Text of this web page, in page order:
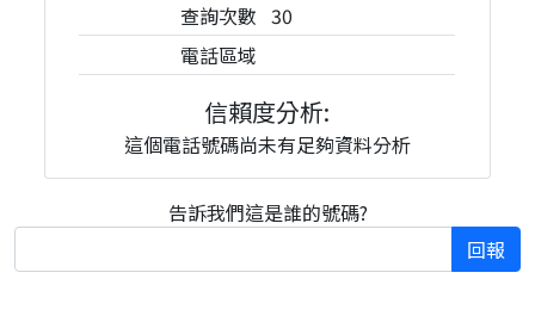
查詢次數 30
電話區域
信賴度分析:
這個電話號碼尚未有足夠資料分析
告訴我們這是誰的號碼?
回報